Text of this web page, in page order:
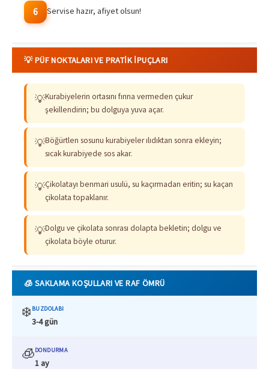
6 Servise hazır, afiyet olsun!
💡 PÜF NOKTALARI VE PRATIK İPUÇLARI
💡Kurabiyelerin ortasını fırına vermeden çukur
şekillendirin; bu dolguya yuva açar.
💡Böğürtlen sosunu kurabiyeler ılıdıktan sonra ekleyin;
sıcak kurabiyede sos akar.
💡Çikolatayı benmari usulü, su kaçırmadan eritin; su kaçan
çikolata topaklanır.
💡Dolgu ve çikolata sonrası dolapta bekletin; dolgu ve
çikolata böyle oturur.
🧊 SAKLAMA KOŞULLARI VE RAF ÖMRÜ
❄️BUZDOLABI
3-4 gün
🧊DONDURMA
1 ay